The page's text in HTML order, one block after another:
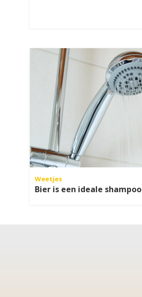
Weetjes
Bier is een ideale shampoo